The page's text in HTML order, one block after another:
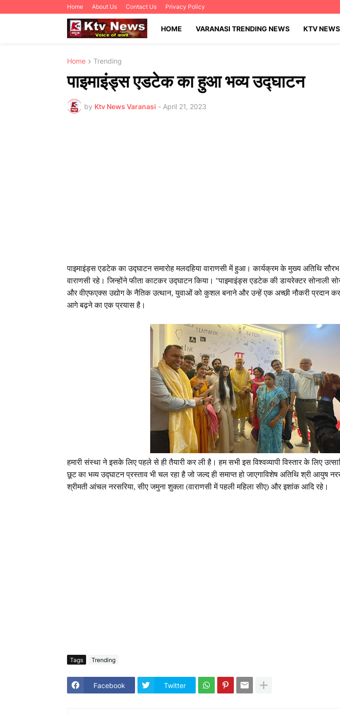
Home About Us Contact Us Privacy Policy
HOME VARANASI TRENDING NEWS KTV
Home Trending
पाइमाइंड्स एडटेक का हुआ भव्य उद्घाटन
by Ktv News Varanasi - April 21, 2023
पाइमाइंड्स एडटेक का उद्घाटन समारोह मलदहिया वाराणसी में हुआ। कार्यक्रम के मुख्य अतिथि
वाराणसी रहे। जिन्होंने फीता काटकर उद्घाटन किया। "पाइमाइंड्स एडटेक की डायरेक्टर सोनाली
और वीएफएक्स उद्योग के नैतिक उत्थान, युवाओं को कुशल बनाने और उन्हें एक अच्छी नौकरी प्रदान
आगे बढ़ने का एक प्रयास है।
हमारी संस्था ने इसके लिए पहले से ही तैयारी कर ली है। हम सभी इस विश्वव्यापी विस्तार के लिए
छूट का भव्य उद्घाटन प्रस्ताव भी चल रहा है जो जल्द ही समाप्त हो जाएगाविशेष अतिथि श्री आयुष
श्रीमती आंचल नरसरिया, सीए जमुना शुक्ला (वाराणसी में पहली महिला सीए) और इशांक आदि रहे।
Tags Trending
Facebook Twitter